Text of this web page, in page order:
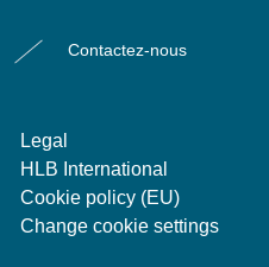
Contactez-nous
Legal
HLB International
Cookie policy (EU)
Change cookie settings